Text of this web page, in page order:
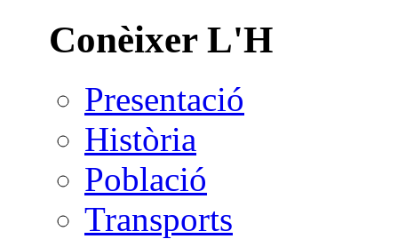
Conèixer L'H
Presentació
Història
Població
Transports